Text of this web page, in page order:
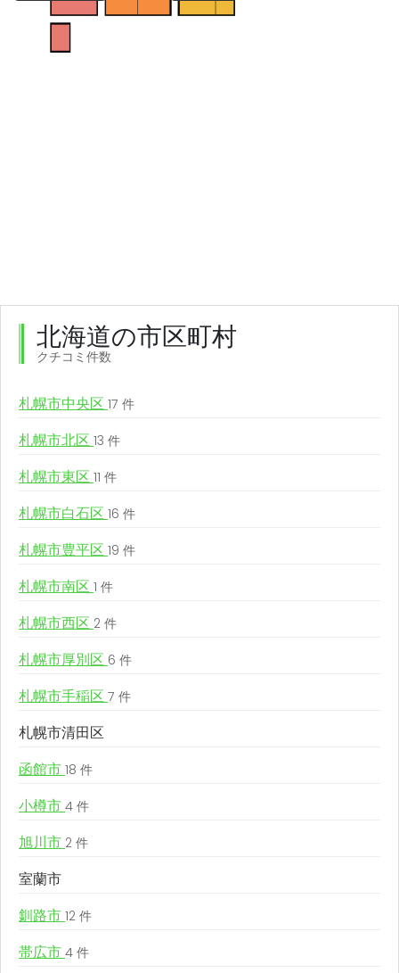
北海道の市区町村
クチコミ件数
札幌市中央区 17 件
札幌市北区 13 件
札幌市東区 11 件
札幌市白石区 16 件
札幌市豊平区 19 件
札幌市南区 1 件
札幌市西区 2 件
札幌市厚別区 6 件
札幌市手稲区 7 件
札幌市清田区
函館市 18 件
小樽市 4 件
旭川市 2 件
室蘭市
釧路市 12 件
帯広市 4 件